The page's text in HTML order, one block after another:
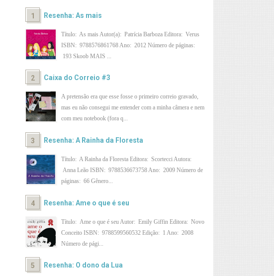
Resenha: As mais
Título: As mais Autor(a): Patrícia Barboza Editora: Verus
ISBN: 9788576861768 Ano: 2012 Número de páginas:
193 Skoob MAIS ...
Caixa do Correio #3
A pretensão era que esse fosse o primeiro correio gravado,
mas eu não consegui me entender com a minha câmera e nem
com meu notebook (fora q...
Resenha: A Rainha da Floresta
Título: A Rainha da Floresta Editora: Scortecci Autora:
Anna Leão ISBN: 9788536673758 Ano: 2009 Número de
páginas: 66 Gênero...
Resenha: Ame o que é seu
Título: Ame o que é seu Autor: Emily Giffin Editora: Novo
Conceito ISBN: 9788599560532 Edição: 1 Ano: 2008
Número de pági...
Resenha: O dono da Lua